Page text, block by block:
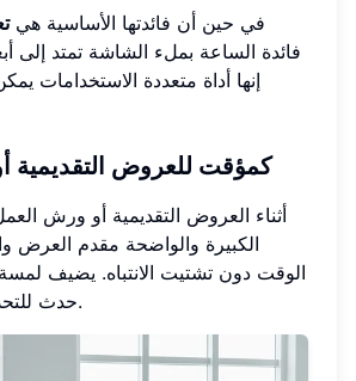
في حين أن فائدتها الأساسية هي
فائدة الساعة بملء الشاشة تمتد إلى
إنها أداة متعددة الاستخدامات
كمؤقت للعروض التقديمية
أثناء العروض التقديمية أو ورش
الكبيرة والواضحة مقدم العرض
الوقت دون تشتيت الانتباه. يضيف
حدث للتحدث أمام الجمهور.